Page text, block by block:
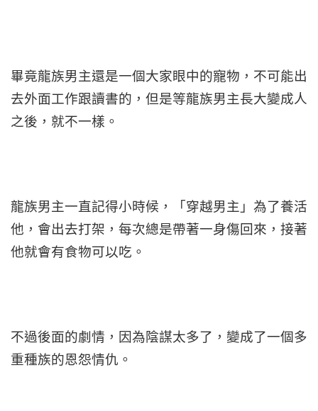
畢竟龍族男主還是一個大家眼中的寵物，不可能出
去外面工作跟讀書的，但是等龍族男主長大變成人
之後，就不一樣。
龍族男主一直記得小時候，「穿越男主」為了養活
他，會出去打架，每次總是帶著一身傷回來，接著
他就會有食物可以吃。
不過後面的劇情，因為陰謀太多了，變成了一個多
重種族的恩怨情仇。